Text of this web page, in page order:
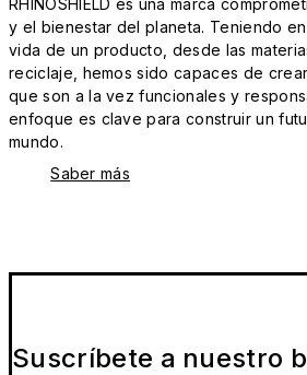
y el bienestar del planeta. Teniendo
vida de un producto, desde las
reciclaje, hemos sido capaces de
que son a la vez funcionales y
enfoque es clave para construir un
mundo.
Saber más
Suscríbete a nuestro